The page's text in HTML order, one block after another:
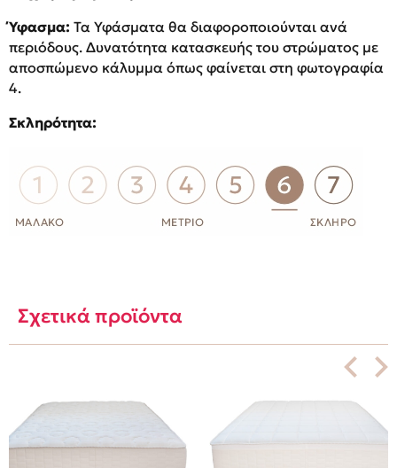
Ύφασμα: Τα Υφάσματα θα διαφοροποιούνται ανά
περιόδους. Δυνατότητα κατασκευής του στρώματος με
αποσπώμενο κάλυμμα όπως φαίνεται στη φωτογραφία
4.
Σκληρότητα:
Σχετικά προϊόντα